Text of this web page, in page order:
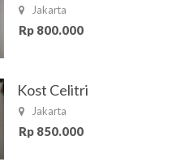
Jakarta
Rp 800.000
Kost Celitri
Jakarta
Rp 850.000